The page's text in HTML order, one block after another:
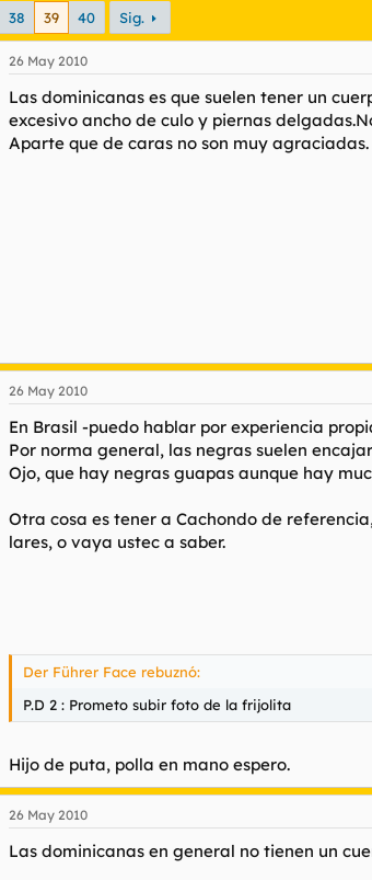
38 39 40 Sig.
26 May 2010
Las dominicanas es que suelen tener un
excesivo ancho de culo y piernas
Aparte que de caras no son muy agraciadas.
26 May 2010
En Brasil -puedo hablar por experiencia
Por norma general, las negras suelen
Ojo, que hay negras guapas aunque hay
Otra cosa es tener a Cachondo de
lares, o vaya ustec a saber.
Der Führer Face rebuznó:
P.D 2 : Prometo subir foto de la frijolita
Hijo de puta, polla en mano espero.
26 May 2010
Las dominicanas en general no tienen un